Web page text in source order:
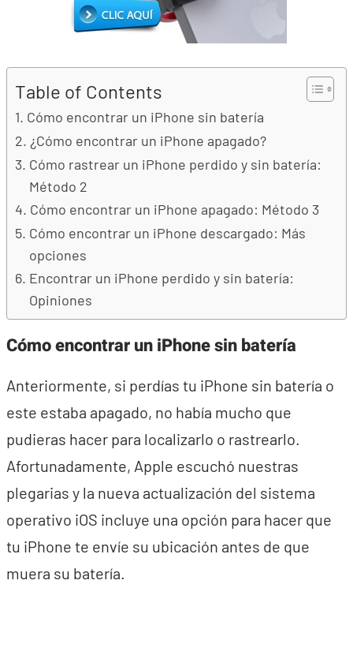
Table of Contents
Cómo encontrar un iPhone sin batería
¿Cómo encontrar un iPhone apagado?
Cómo rastrear un iPhone perdido y sin batería:
Método 2
Cómo encontrar un iPhone apagado: Método 3
Cómo encontrar un iPhone descargado: Más
opciones
Encontrar un iPhone perdido y sin batería:
Opiniones
Cómo encontrar un iPhone sin batería
Anteriormente, si perdías tu iPhone sin batería o
este estaba apagado, no había mucho que
pudieras hacer para localizarlo o rastrearlo.
Afortunadamente, Apple escuchó nuestras
plegarias y la nueva actualización del sistema
operativo iOS incluye una opción para hacer que
tu iPhone te envíe su ubicación antes de que
muera su batería.